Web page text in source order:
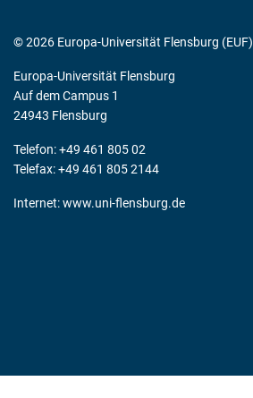
© 2026 Europa-Universität Flensburg (EUF)
Europa-Universität Flensburg
Auf dem Campus 1
24943 Flensburg
Telefon: +49 461 805 02
Telefax: +49 461 805 2144
Internet:www.uni-flensburg.de